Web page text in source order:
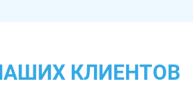
КЛИЕНТОВ